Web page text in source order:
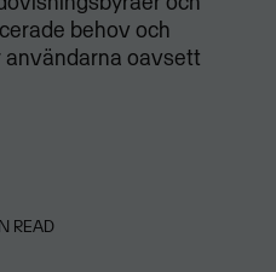
behov och
oavsett
READ